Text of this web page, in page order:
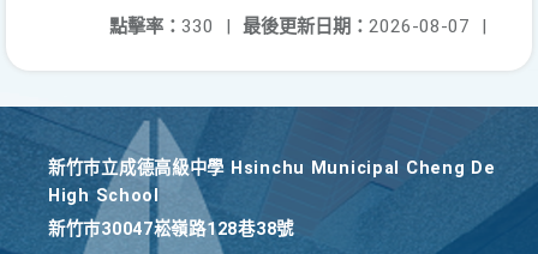
最後更新日期： 2026-08-07 |
點擊率： 330 |
新竹巿立成德高級中學 Hsinchu Municipal Cheng De
High School
新竹巿30047崧嶺路128巷38號